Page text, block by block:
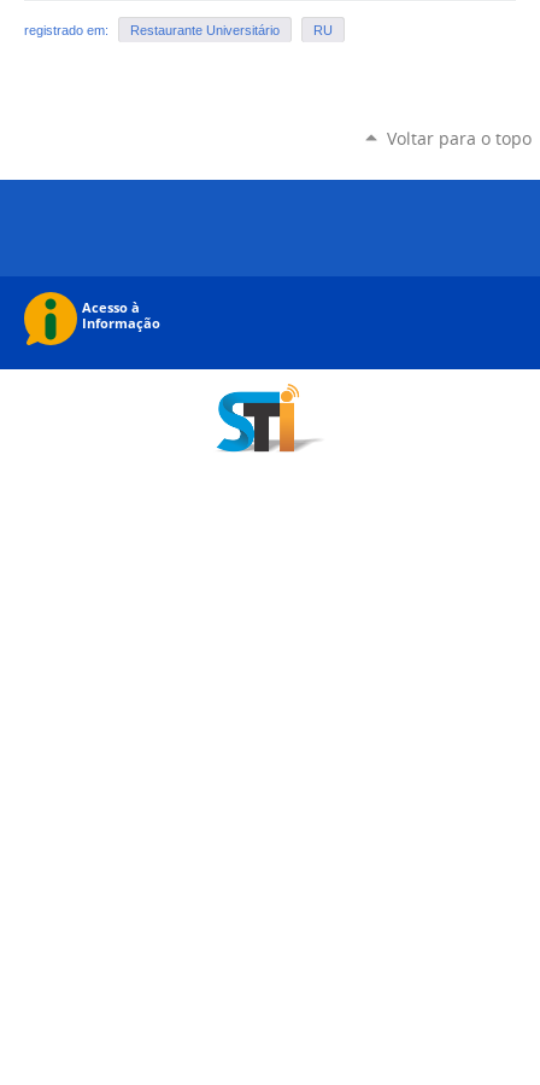
registrado em: Restaurante Universitário RU
Voltar para o topo